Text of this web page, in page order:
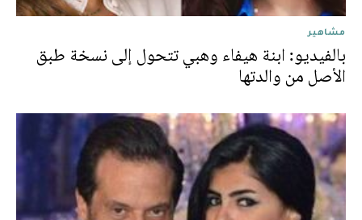
مشاهير
بالفيديو: ابنة هيفاء وهبي تتحول إلى نسخة طبق
الأصل من والدتها